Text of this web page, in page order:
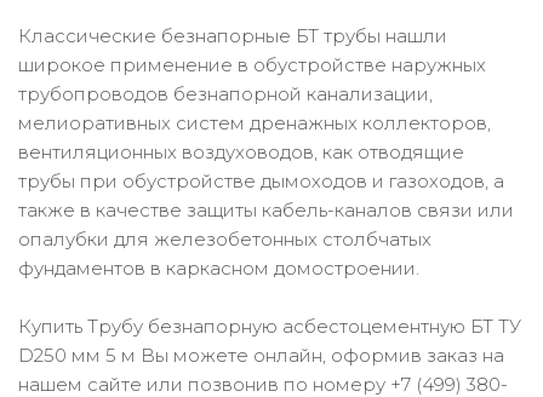
Классические безнапорные БТ трубы нашли
широкое применение в обустройстве наружных
трубопроводов безнапорной канализации,
мелиоративных систем дренажных коллекторов,
вентиляционных воздуховодов, как отводящие
трубы при обустройстве дымоходов и газоходов, а
также в качестве защиты кабель-каналов связи или
опалубки для железобетонных столбчатых
фундаментов в каркасном домостроении.
Купить Трубу безнапорную асбестоцементную БТ ТУ
D250 мм 5 м Вы можете онлайн, оформив заказ на
нашем сайте или позвонив по номеру +7 (499) 380-